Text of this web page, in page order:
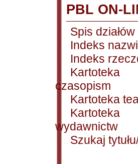
PBL ON-
Spis działów
Indeks
Indeks
Kartoteka
czasopism
Kartoteka
Kartoteka
wydawnictw
Szukaj